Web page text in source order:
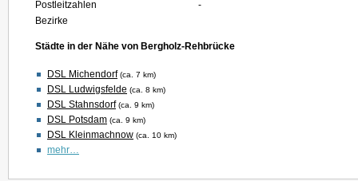
Postleitzahlen
-
Bezirke
Städte in der Nähe von Bergholz-Rehbrücke
DSL Michendorf (ca. 7 km)
DSL Ludwigsfelde (ca. 8 km)
DSL Stahnsdorf (ca. 9 km)
DSL Potsdam (ca. 9 km)
DSL Kleinmachnow (ca. 10 km)
mehr…